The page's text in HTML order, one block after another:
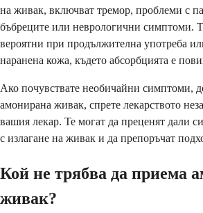
на живак, включват тремор, проблеми с
бъбреците или неврологични симптоми.
вероятни при продължителна употреба
наранена кожа, където абсорбцията е
Ако почувствате необичайни симптоми,
амонирана живак, спрете лекарството
вашия лекар. Те могат да преценят дали
с излагане на живак и да препоръчат
Кой не трябва да приема
живак?